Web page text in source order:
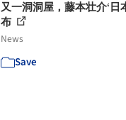
又一洞洞屋，藤本壮介‘日
布
News
Save